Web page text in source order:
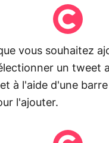
vous souhaitez
un tweet
à l'aide d'une
l'ajouter.